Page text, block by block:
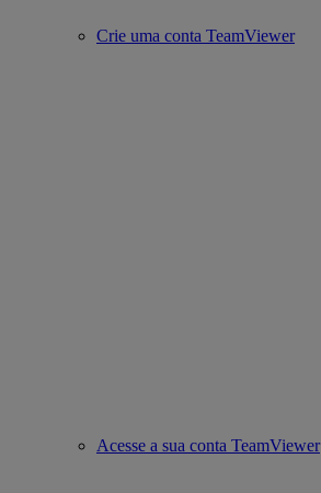
Crie uma conta TeamViewer
Acesse a sua conta TeamViewer